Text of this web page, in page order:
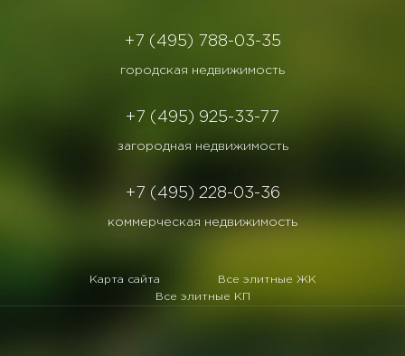
+7 (495) 788-03-35
городская недвижимость
+7 (495) 925-33-77
загородная недвижимость
+7 (495) 228-03-36
коммерческая недвижимость
Карта сайта
Все элитные ЖК
Все элитные КП